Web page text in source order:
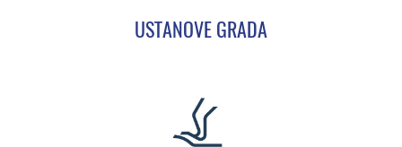
USTANOVE GRADA